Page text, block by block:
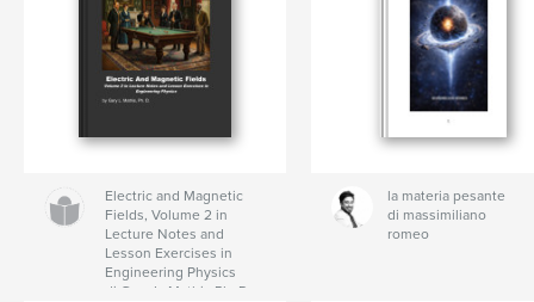
Electric and Magnetic
Fields, Volume 2 in
Lecture Notes and
Lesson Exercises in
Engineering Physics
di Gary L. Mathis Ph. D.
la materia pesante
di massimiliano
romeo